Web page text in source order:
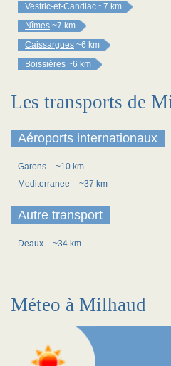
Vestric-et-Candiac ~7 km
Nîmes ~7 km
Caissargues ~6 km
Boissières ~6 km
Les transports de
Aéroports internationaux
Garons
~10 km
Mediterranee
~37 km
Autre transport
Deaux ~34 km
Méteo à Milhaud